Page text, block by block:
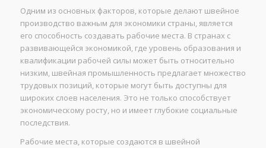
Одним из основных факторов, которые делают швейное
производство важным для экономики страны, является
его способность создавать рабочие места. В странах с
развивающейся экономикой, где уровень образования и
квалификации рабочей силы может быть относительно
низким, швейная промышленность предлагает множество
трудовых позиций, которые могут быть доступны для
широких слоев населения. Это не только способствует
экономическому росту, но и имеет глубокие социальные
последствия.
Рабочие места, которые создаются в швейной